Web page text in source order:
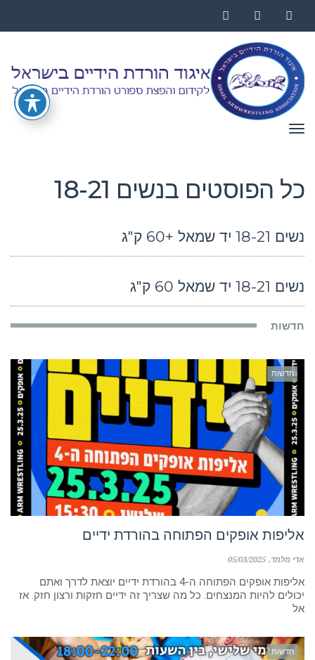
Facebook
YouTube
Instagram
תפריט
כל הפוסטים בנשים 18-21
נשים 18-21 יד שמאל +60 ק"ג
נשים 18-21 יד שמאל 60 ק"ג
חדשות
חדשות
אליפות אופקים הפתוחה בהורדת ידיים
אדי מלמד 05/03/2025
אליפות אופקים הפתוחה ה-4 בהורדת ידיים יוצאת לדרך ואתם
יכולים להיות המנצחים. כל מה שצריך זה ידיים חזקות ורצון חזק. אז
אל
חדשות